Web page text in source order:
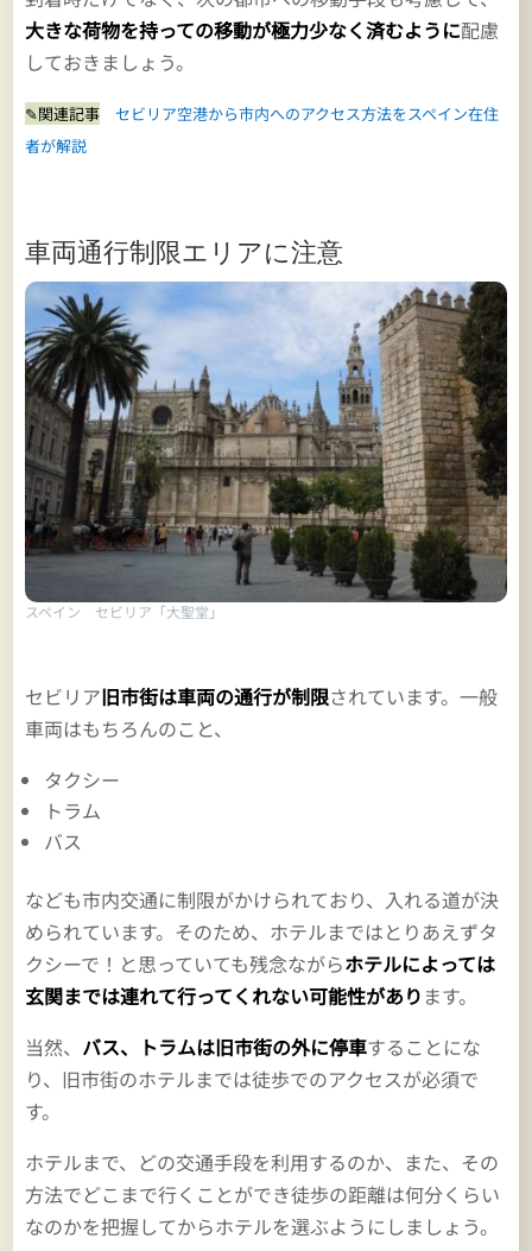
大きな荷物を持っての移動が極力少なく済むように配慮
しておきましょう。
✎関連記事
セビリア空港から市内へのアクセス方法をスペイン在住
者が解説
車両通行制限エリアに注意
スペイン セビリア「大聖堂」
セビリア旧市街は車両の通行が制限されています。一般
車両はもちろんのこと、
タクシー
トラム
バス
なども市内交通に制限がかけられており、入れる道が決
められています。そのため、ホテルまではとりあえずタ
クシーで！と思っていても残念ながらホテルによっては
玄関までは連れて行ってくれない可能性があり ます。
当然、 バス、トラムは旧市街の外に停車することにな
り、旧市街のホテルまでは徒歩でのアクセスが必須で
す。
ホテルまで、どの交通手段を利用するのか、また、その
方法でどこまで行くことができ徒歩の距離は何分くらい
なのかを把握してからホテルを選ぶようにしましょう。